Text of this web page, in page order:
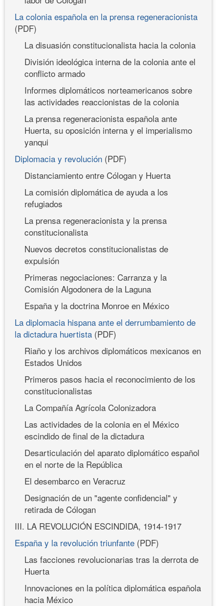
La colonia española en la prensa regeneracionista
(PDF)
La disuasión constitucionalista hacia la colonia
División ideológica interna de la colonia ante el
conflicto armado
Informes diplomáticos norteamericanos sobre
las actividades reaccionistas de la colonia
La prensa regeneracionista española ante
Huerta, su oposición interna y el imperialismo
yanqui
Diplomacia y revolución (PDF)
Distanciamiento entre Cólogan y Huerta
La comisión diplomática de ayuda a los
refugiados
La prensa regeneracionista y la prensa
constitucionalista
Nuevos decretos constitucionalistas de
expulsión
Primeras negociaciones: Carranza y la
Comisión Algodonera de la Laguna
España y la doctrina Monroe en México
La diplomacia hispana ante el derrumbamiento de
la dictadura huertista (PDF)
Riaño y los archivos diplomáticos mexicanos en
Estados Unidos
Primeros pasos hacia el reconocimiento de los
constitucionalistas
La Compañía Agrícola Colonizadora
Las actividades de la colonia en el México
escindido de final de la dictadura
Desarticulación del aparato diplomático español
en el norte de la República
El desembarco en Veracruz
Designación de un "agente confidencial" y
retirada de Cólogan
III. LA REVOLUCIÓN ESCINDIDA, 1914-1917
España y la revolución triunfante (PDF)
Las facciones revolucionarias tras la derrota de
Huerta
Innovaciones en la política diplomática española
hacia México